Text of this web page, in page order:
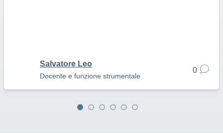
Salvatore Leo
Docente e funzione strumentale
0